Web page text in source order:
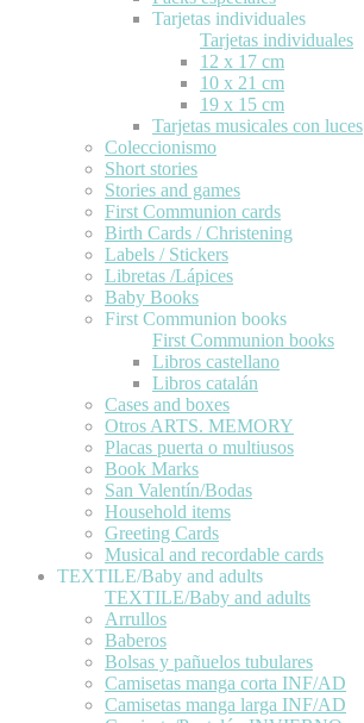
Tarjetas individuales
Tarjetas individuales
12 x 17 cm
10 x 21 cm
19 x 15 cm
Tarjetas musicales con luces
Coleccionismo
Short stories
Stories and games
First Communion cards
Birth Cards / Christening
Labels / Stickers
Libretas /Lápices
Baby Books
First Communion books
First Communion books
Libros castellano
Libros catalán
Cases and boxes
Otros ARTS. MEMORY
Placas puerta o multiusos
Book Marks
San Valentín/Bodas
Household items
Greeting Cards
Musical and recordable cards
TEXTILE/Baby and adults
TEXTILE/Baby and adults
Arrullos
Baberos
Bolsas y pañuelos tubulares
Camisetas manga corta INF/AD
Camisetas manga larga INF/AD